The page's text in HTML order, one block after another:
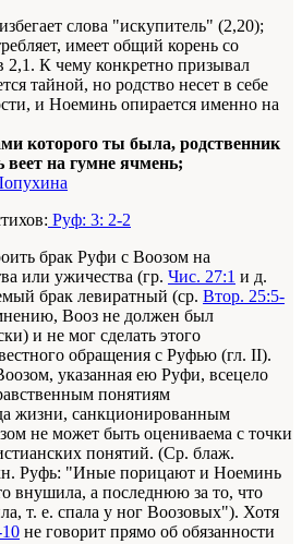
слова "искупитель" (2,20);
имеет общий корень со
2,1. К чему конкретно призывал
тайной, но родство несет в себе
и Ноеминь опирается именно на
которого ты была, родственник
на гумне ячмень;
Руф: 3: 2-2
брак Руфи с Воозом на
или ужичества (гр. Чис. 27:1 и д.
брак левиратный (ср. Втор. 25:5-
Вооз не должен был
и не мог сделать этого
обращения с Руфью (гл. II).
указанная ею Руфи, всецело
понятиям
жизни, санкционированным
не может быть оцениваема с точки
понятий. (Ср. блаж.
Руфь: "Иные порицают и Ноеминь
внушила, а последнюю за то, что
т. е. спала у ног Воозовых"). Хотя
не говорит прямо об обязанности